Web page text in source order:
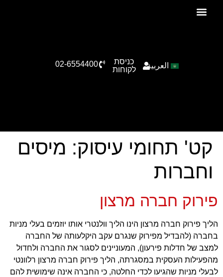
العربية
כניסת
לקוחות
02-6554400
קט' תחומי עיסוק: מיסים
וחברות
פירוק חברה מרצון
הליך פירוק חברה מרצון הינו הליך וולנטרי אותו יוזמים בעלי מניות
בחברה (להבדיל מפירוק שנגרם עקב היקלעותה של החברה
למצב של חדלות פירעון), המעוניינים לסגור את החברה ולחדול
מהפעילות העסקית במסגרתה, הליך פירוק חברה מרצון רלוונטי
לבעלי מניות שהגיעו לכדי החלטה, כי החברה אינה שימושית להם